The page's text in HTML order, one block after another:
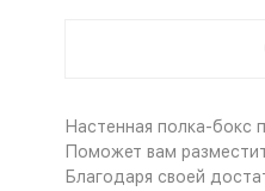
Настенная полка-бокс
Поможет вам
Благодаря своей